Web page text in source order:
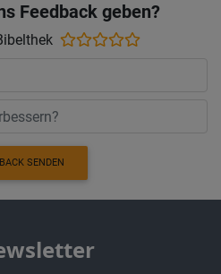
Feedback geben?
SENDEN